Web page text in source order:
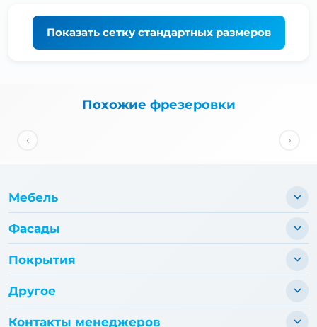
Показатьсетку стандартных размеров
Похожие фрезеровки
‹ ›
Мебель
Фасады
Покрытия
Другое
Контакты менеджеров